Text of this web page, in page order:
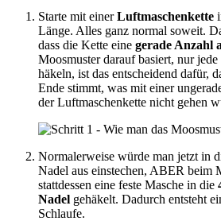
Starte mit einerLuftmaschenkette
Länge. Alles ganz normal soweit.
dass die Kette eine gerade Anzahl
Moosmuster darauf basiert, nur
häkeln, ist das entscheidend dafür,
Ende stimmt, was mit einer
der Luftmaschenkette nicht gehen
Normalerweise würde man jetzt in
Nadel aus einstechen, ABER beim
stattdessen eine feste Masche in die
Nadel gehäkelt. Dadurch entsteht
Schlaufe.